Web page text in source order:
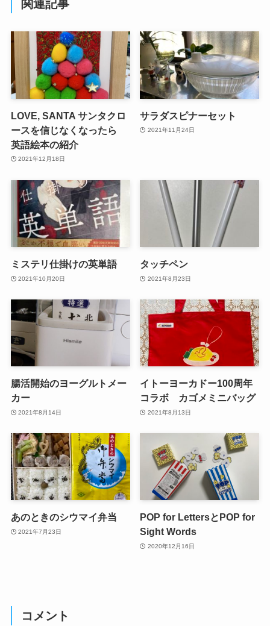
関連記事
LOVE, SANTA サンタクロ
ースを信じなくなったら
英語絵本の紹介
2021年12月18日
サラダスピナーセット
2021年11月24日
ミステリ仕掛けの英単語
2021年10月20日
タッチペン
2021年8月23日
腸活開始のヨーグルトメー
カー
2021年8月14日
イトーヨーカドー100周年
コラボ カゴメミニバッグ
2021年8月13日
あのときのシウマイ弁当
2021年7月23日
POP for LettersとPOP for
Sight Words
2020年12月16日
コメント